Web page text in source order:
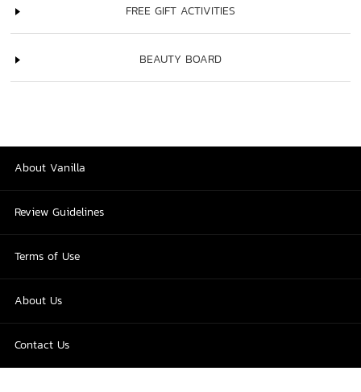
FREE GIFT ACTIVITIES
BEAUTY BOARD
About Vanilla
Review Guidelines
Terms of Use
About Us
Contact Us